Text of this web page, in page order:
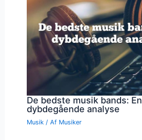
De bedste musik bands: En
dybdegående analyse
Musik / Af Musiker